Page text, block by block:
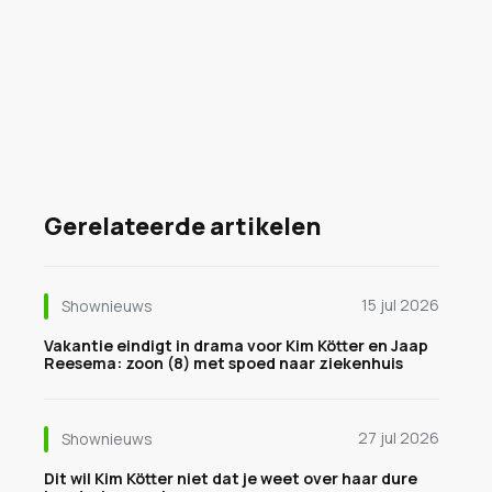
Gerelateerde artikelen
Shownieuws
15 jul 2026
Vakantie eindigt in drama voor Kim Kötter en Jaap
Reesema: zoon (8) met spoed naar ziekenhuis
Shownieuws
27 jul 2026
Dit wil Kim Kötter niet dat je weet over haar dure